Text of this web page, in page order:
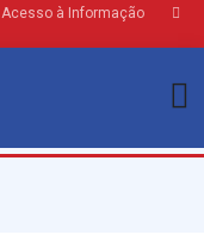
Acesso à Informação